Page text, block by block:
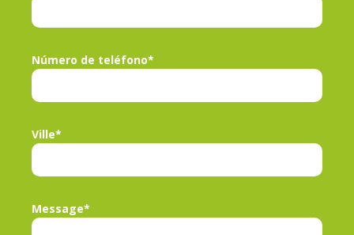
Número de teléfono*
Ville*
Message*